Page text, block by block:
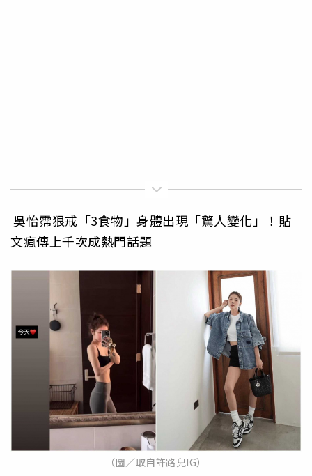
吳怡霈狠戒「3食物」身體出現「驚人變化」！貼
文瘋傳上千次成熱門話題
（圖／取自許路兒IG）